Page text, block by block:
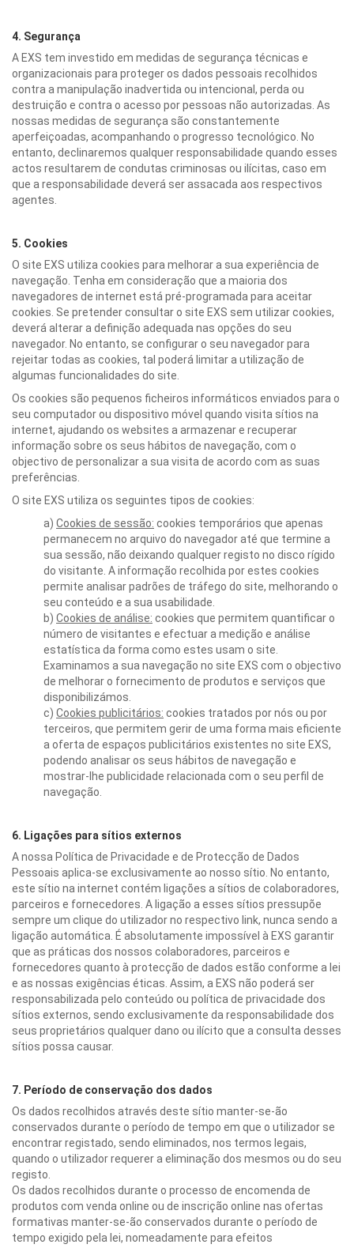
4. Segurança
A EXS tem investido em medidas de segurança técnicas e
organizacionais para proteger os dados pessoais recolhidos
contra a manipulação inadvertida ou intencional, perda ou
destruição e contra o acesso por pessoas não autorizadas. As
nossas medidas de segurança são constantemente
aperfeiçoadas, acompanhando o progresso tecnológico. No
entanto, declinaremos qualquer responsabilidade quando esses
actos resultarem de condutas criminosas ou ilícitas, caso em
que a responsabilidade deverá ser assacada aos respectivos
agentes.
5. Cookies
O site EXS utiliza cookies para melhorar a sua experiência de
navegação. Tenha em consideração que a maioria dos
navegadores de internet está pré-programada para aceitar
cookies. Se pretender consultar o site EXS sem utilizar cookies,
deverá alterar a definição adequada nas opções do seu
navegador. No entanto, se configurar o seu navegador para
rejeitar todas as cookies, tal poderá limitar a utilização de
algumas funcionalidades do site.
Os cookies são pequenos ficheiros informáticos enviados para o
seu computador ou dispositivo móvel quando visita sítios na
internet, ajudando os websites a armazenar e recuperar
informação sobre os seus hábitos de navegação, com o
objectivo de personalizar a sua visita de acordo com as suas
preferências.
O site EXS utiliza os seguintes tipos de cookies:
a) Cookies de sessão: cookies temporários que apenas
permanecem no arquivo do navegador até que termine a
sua sessão, não deixando qualquer registo no disco rígido
do visitante. A informação recolhida por estes cookies
permite analisar padrões de tráfego do site, melhorando o
seu conteúdo e a sua usabilidade.
b) Cookies de análise: cookies que permitem quantificar o
número de visitantes e efectuar a medição e análise
estatística da forma como estes usam o site.
Examinamos a sua navegação no site EXS com o objectivo
de melhorar o fornecimento de produtos e serviços que
disponibilizámos.
c) Cookies publicitários: cookies tratados por nós ou por
terceiros, que permitem gerir de uma forma mais eficiente
a oferta de espaços publicitários existentes no site EXS,
podendo analisar os seus hábitos de navegação e
mostrar-lhe publicidade relacionada com o seu perfil de
navegação.
6. Ligações para sítios externos
A nossa Política de Privacidade e de Protecção de Dados
Pessoais aplica-se exclusivamente ao nosso sítio. No entanto,
este sítio na internet contém ligações a sítios de colaboradores,
parceiros e fornecedores. A ligação a esses sítios pressupõe
sempre um clique do utilizador no respectivo link, nunca sendo a
ligação automática. É absolutamente impossível à EXS garantir
que as práticas dos nossos colaboradores, parceiros e
fornecedores quanto à protecção de dados estão conforme a lei
e as nossas exigências éticas. Assim, a EXS não poderá ser
responsabilizada pelo conteúdo ou política de privacidade dos
sítios externos, sendo exclusivamente da responsabilidade dos
seus proprietários qualquer dano ou ilícito que a consulta desses
sítios possa causar.
7. Período de conservação dos dados
Os dados recolhidos através deste sítio manter-se-ão
conservados durante o período de tempo em que o utilizador se
encontrar registado, sendo eliminados, nos termos legais,
quando o utilizador requerer a eliminação dos mesmos ou do seu
registo.
Os dados recolhidos durante o processo de encomenda de
produtos com venda online ou de inscrição online nas ofertas
formativas manter-se-ão conservados durante o período de
tempo exigido pela lei, nomeadamente para efeitos